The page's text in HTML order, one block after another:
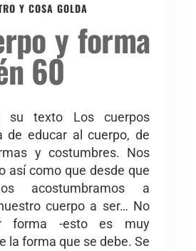
Y COSA GOLDA
y forma
60
su texto Los cuerpos
de educar al cuerpo, de
y costumbres. Nos
así como que desde que
acostumbramos a
cuerpo a ser… No
forma -esto es muy
la forma que se debe. Se